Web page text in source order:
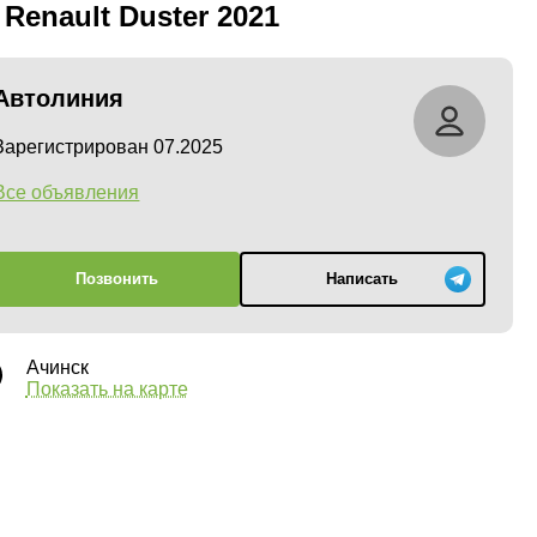
Renault Duster 2021
07.2025
объявления
Позвонить Написать
Ачинск
Показать на карте